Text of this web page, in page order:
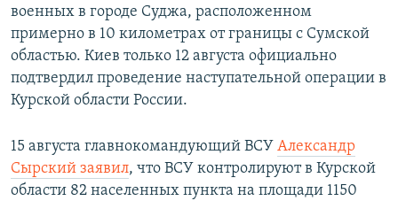
военных в городе Суджа, расположенном
примерно в 10 километрах от границы с Сумской
областью. Киев только 12 августа официально
подтвердил проведение наступательной операции в
Курской области России.
15 августа главнокомандующий ВСУ Александр
Сырский заявил, что ВСУ контролируют в Курской
области 82 населенных пункта на площади 1150